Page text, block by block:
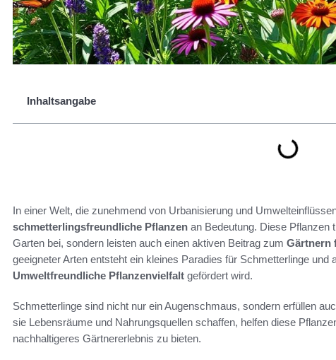
Inhaltsangabe
In einer Welt, die zunehmend von Urbanisierung und
schmetterlingsfreundliche Pflanzen an Bedeutung. Diese Pflanzen
Garten bei, sondern leisten auch einen aktiven Beitrag zum Gärtnern
geeigneter Arten entsteht ein kleines Paradies für Schmetterlinge und
Umweltfreundliche Pflanzenvielfalt gefördert wird.
Schmetterlinge sind nicht nur ein Augenschmaus, sondern erfüllen
sie Lebensräume und Nahrungsquellen schaffen, helfen diese
nachhaltigeres Gärtnererlebnis zu bieten.